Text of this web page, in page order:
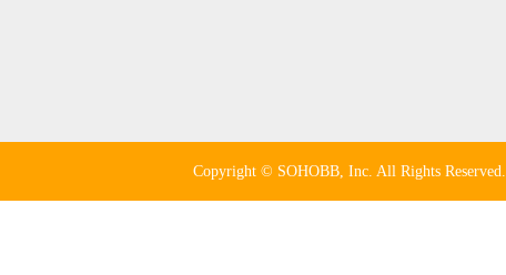
Copyright © SOHOBB, Inc. All Rights Reserved.